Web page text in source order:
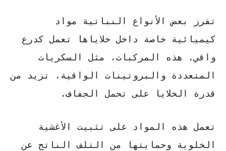
تفرز بعض الأنواع النباتية مواد
كيميائية خاصة داخل خلاياها تعمل كدرع
واقي. هذه المركبات، مثل السكريات
المتعددة والبروتينات الواقية، تزيد من
قدرة الخلايا على تحمل الجفاف.
تعمل هذه المواد على تثبيت الأغشية
الخلوية وحمايتها من التلف الناتج عن